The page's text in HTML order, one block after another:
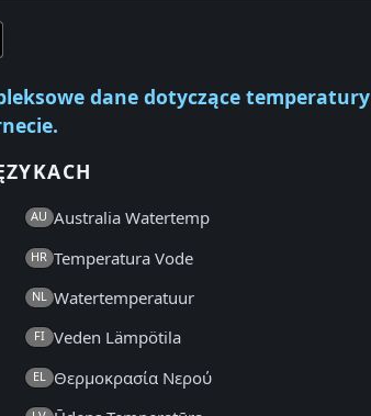
dane dotyczące
AU Australia Watertemp
HR Temperatura Vode
NL Watertemperatuur
FI Veden Lämpötila
EL Θερμοκρασία Νερού